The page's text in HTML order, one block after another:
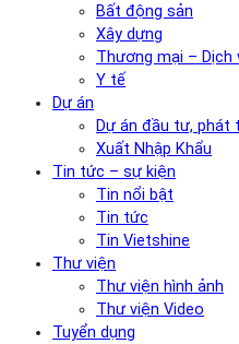
Bất động sản
Xây dựng
Thương mại – Dịch
Y tế
Dự án
Dự án đầu tư, phát
Xuất Nhập Khẩu
Tin tức – sự kiện
Tin nổi bật
Tin tức
Tin Vietshine
Thư viện
Thư viện hình ảnh
Thư viện Video
Tuyển dụng